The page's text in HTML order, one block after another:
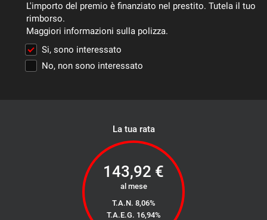
L'importo del premio è finanziato nel prestito. Tutela il tuo
rimborso.
Maggiori informazioni sulla polizza.
Si, sono interessato
No, non sono interessato
La tua rata
143,92 €
al mese
T.A.N. 8,06%
T.A.E.G. 16,94%